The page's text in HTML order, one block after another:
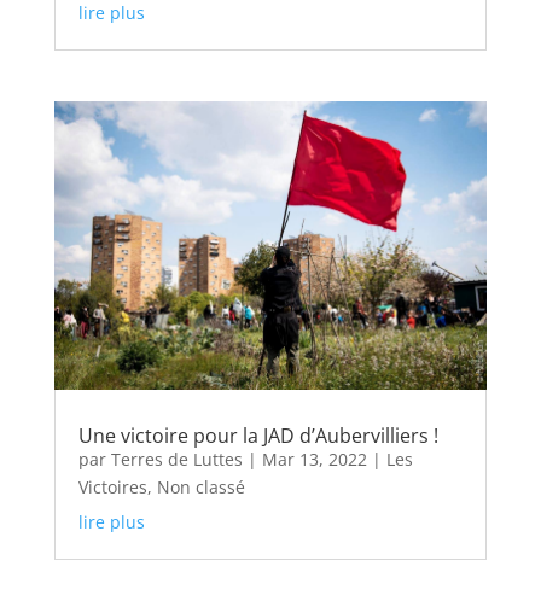
lire plus
Une victoire pour la JAD d’Aubervilliers !
par Terres de Luttes | Mar 13, 2022 | Les
Victoires, Non classé
lire plus